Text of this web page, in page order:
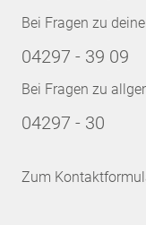
Bei Fragen zu
04297 - 39 09
Bei Fragen zu
04297 - 30
Zum